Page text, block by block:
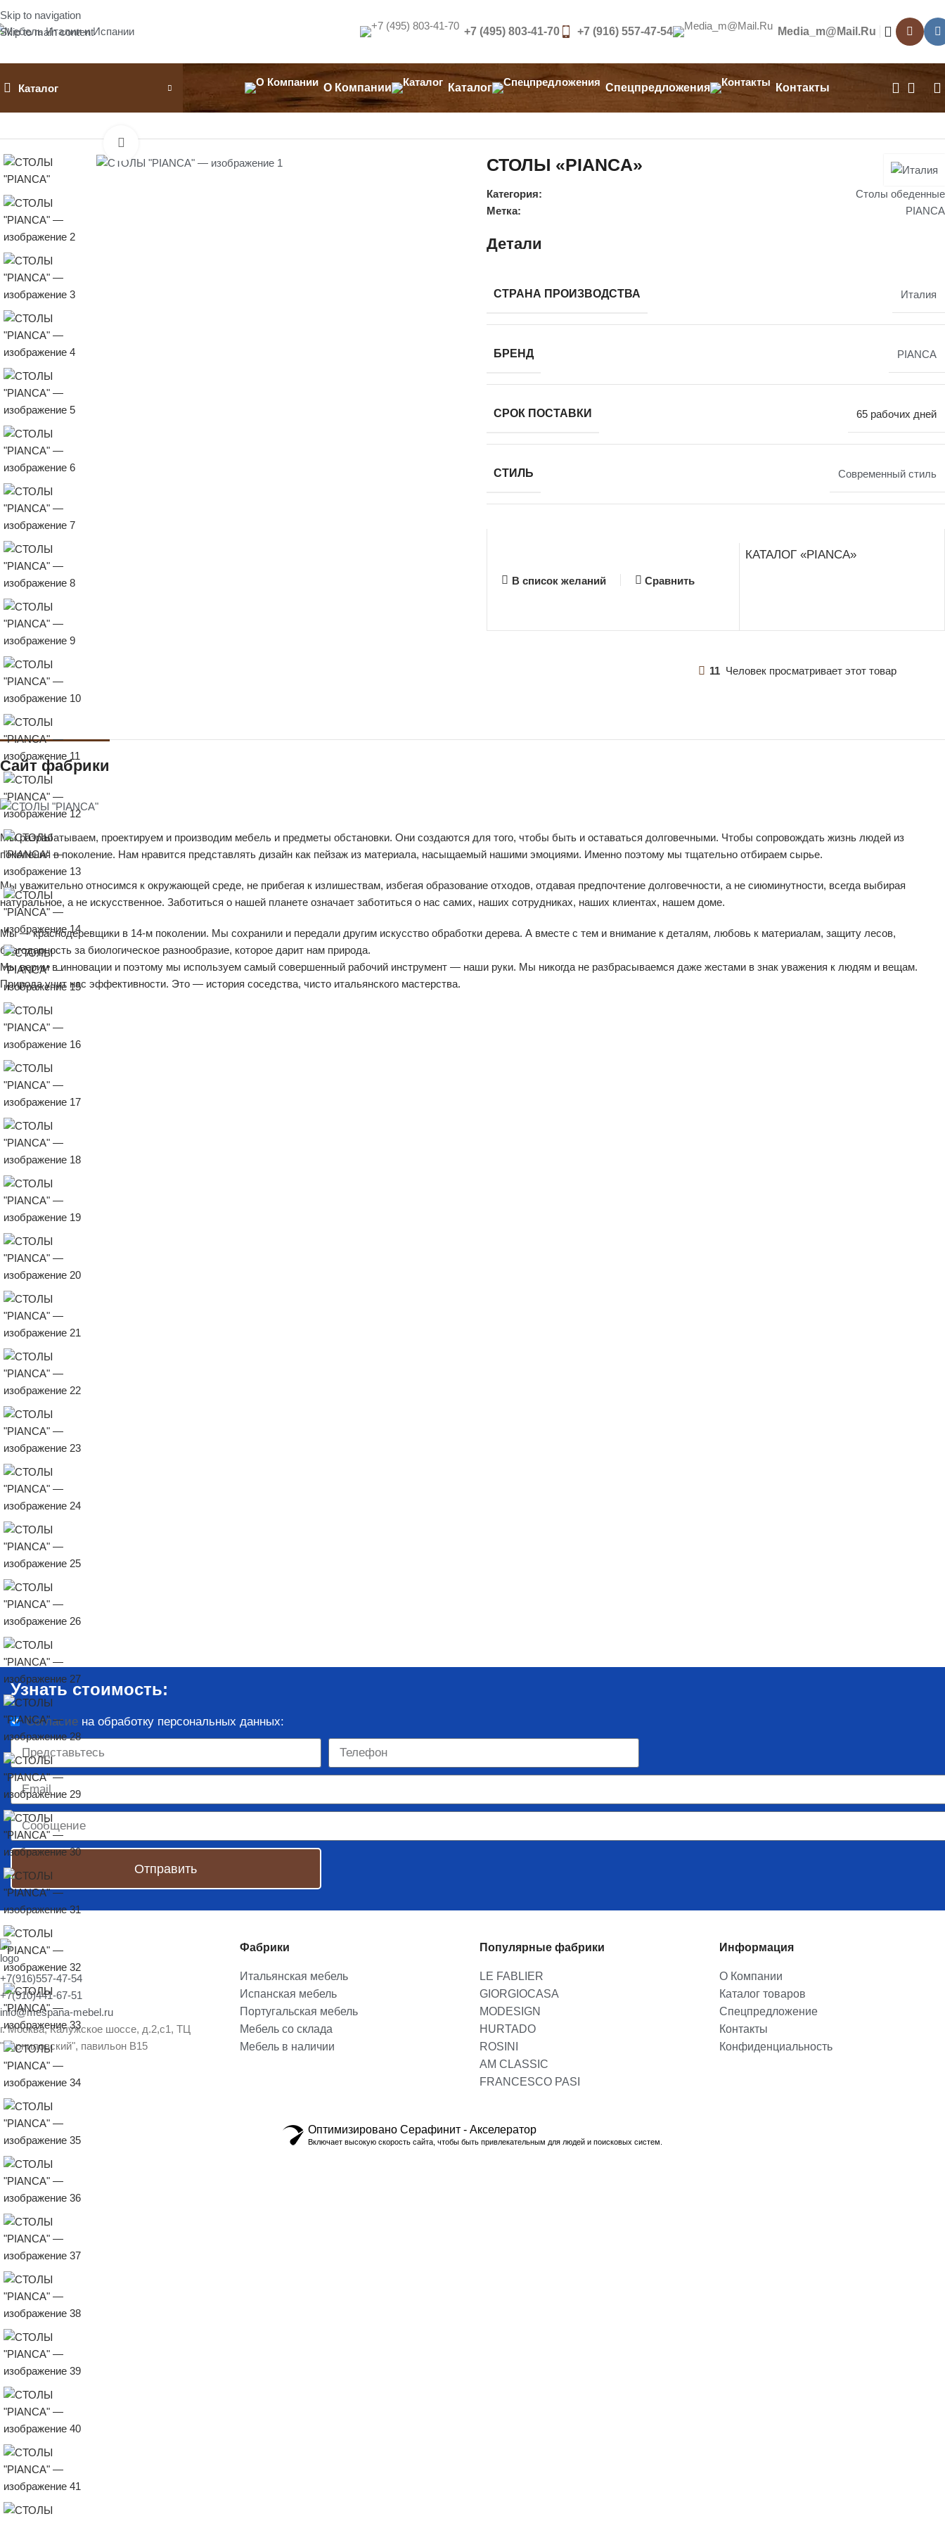
Skip to navigation
Skip to main content
+7 (495) 803-41-70 +7 (916) 557-47-54 Media_m@mail.ru
Каталог О Компании Каталог Спецпредложения
Контакты
СТОЛЫ «PIANCA»
СТОЛЫ «PIANCA»
Категория:
Столы обеденные
Метка:
PIANCA
Детали
СТРАНА ПРОИЗВОДСТВА Италия
БРЕНД PIANCA
СРОК ПОСТАВКИ 65 рабочих дней
СТИЛЬ Современный стиль
В список желаний Сравнить
КАТАЛОГ «PIANCA»
11 Человек просматривает этот товар
Сайт фабрики
Мы разрабатываем, проектируем и производим мебель и предметы обстановки. Они создаются для того, чтобы быть и оставаться долговечными. Чтобы сопровождать жизнь людей из
поколения в поколение. Нам нравится представлять дизайн как пейзаж из материала, насыщаемый нашими эмоциями. Именно поэтому мы тщательно отбираем сырье.
Мы уважительно относимся к окружающей среде, не прибегая к излишествам, избегая образование отходов, отдавая предпочтение долговечности, а не сиюминутности, всегда выбирая
натуральное, а не искусственное. Заботиться о нашей планете означает заботиться о нас самих, наших сотрудниках, наших клиентах, нашем доме.
Мы — краснодеревщики в 14-м поколении. Мы сохранили и передали другим искусство обработки дерева. А вместе с тем и внимание к деталям, любовь к материалам, защиту лесов,
благодарность за биологическое разнообразие, которое дарит нам природа.
Мы верим в инновации и поэтому мы используем самый совершенный рабочий инструмент — наши руки. Мы никогда не разбрасываемся даже жестами в знак уважения к людям и вещам.
Природа учит нас эффективности. Это — история соседства, чисто итальянского мастерства.
Узнать стоимость:
Согласие на обработку персональных данных:
Отправить
+7(916)557-47-54
+7(910)441-67-51
info@mespana-mebel.ru
г. Москва, Калужское шоссе, д.2,с1, ТЦ
"Корниловский", павильон В15
Фабрики
Итальянская мебель
Испанская мебель
Португальская мебель
Мебель со склада
Мебель в наличии
Популярные фабрики
LE FABLIER
GIORGIOCASA
MODESIGN
HURTADO
ROSINI
AM CLASSIC
FRANCESCO PASI
Информация
О Компании
Каталог товаров
Спецпредложение
Контакты
Конфиденциальность
Оптимизировано Серафинит - Акселератор
Включает высокую скорость сайта, чтобы быть привлекательным для людей и поисковых систем.